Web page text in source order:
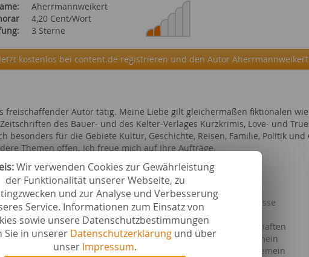
Wir verwenden Cookies zur Gewährleistung
der Funktionalität unserer Webseite, zu
und zur Analyse und Verbesserung
Service. Informationen zum Einsatz von
sowie unsere Datenschutzbestimmungen
Sie in unserer Datenschutzerklärung und über
unser Impressum.
Aherrmannweikert
4,20 Cent/Wort
3 Sterne
Jetzt kostenlos bei content.de registrieren und den Autor
freischaffender Autor tätig. Meine Liebe gilt gleichermaßen fiktionalen
des Bauer- und des Kelter-Verlages Kurzkrimis, Love- und
besonders für die Gebiete Kultur, Geschichte, Reisen, Familie, Politik
Themen offen. Ich freue mich auf Ihre Aufträge.
content.de
Familie & Kind
saisonale Ereignisse
Filme & Serien
Geisteswissenschaften
Tourismus allgemein
Gesellschaft allgemein